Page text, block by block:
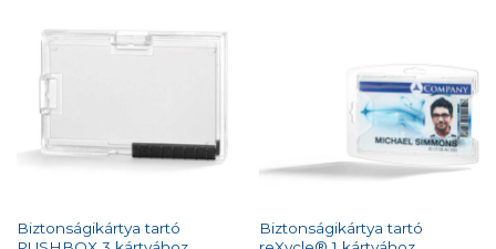
Biztonságikártya tartó
Biztonságikártya tartó